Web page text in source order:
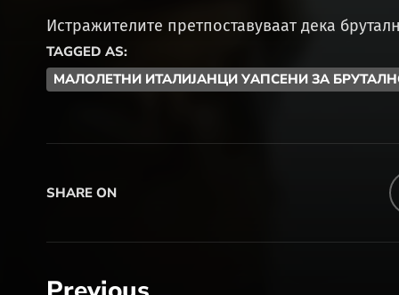
Истражителите претпоставуваат дека
TAGGED AS:
МАЛОЛЕТНИ ИТАЛИЈАНЦИ УАПСЕНИ ЗА
SHARE ON